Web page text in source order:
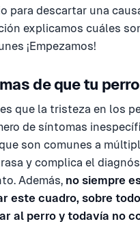
para descartar una
explicamos cuáles
¡Empezamos!
de que tu
que la tristeza en los
de síntomas
son comunes a
y complica el
Además, no siempre
este cuadro, sobre
al perro y todavía no